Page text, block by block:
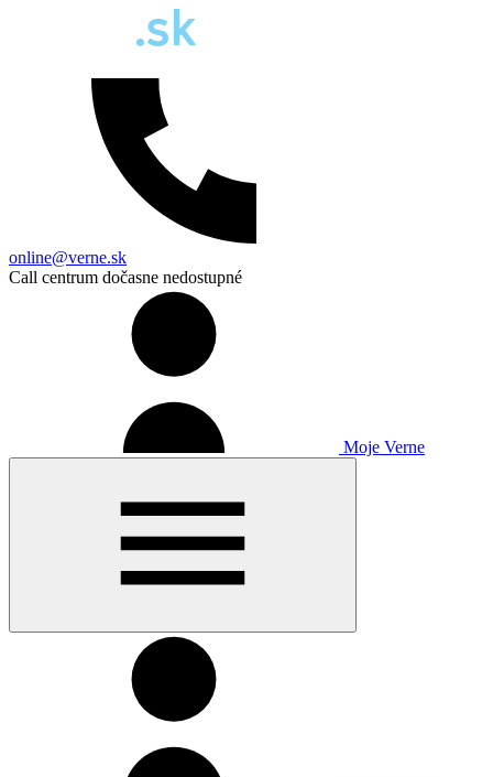
online@verne.sk
Call centrum dočasne nedostupné
Moje Verne